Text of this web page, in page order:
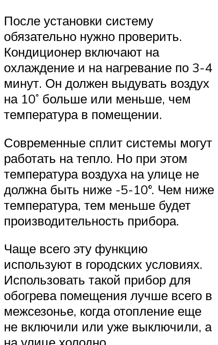
После установки систему
обязательно нужно проверить.
Кондиционер включают на
охлаждение и на нагревание по 3-4
минут. Он должен выдувать воздух
на 10˚ больше или меньше, чем
температура в помещении.
Современные сплит системы могут
работать на тепло. Но при этом
температура воздуха на улице не
должна быть ниже -5-10°. Чем ниже
температура, тем меньше будет
производительность прибора.
Чаще всего эту функцию
используют в городских условиях.
Использовать такой прибор для
обогрева помещения лучше всего в
межсезонье, когда отопление еще
не включили или уже выключили, а